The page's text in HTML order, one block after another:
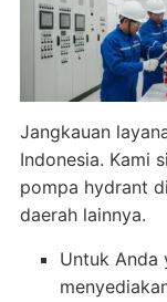
Jangkauan
Indonesia. Kami
pompa hydrant
daerah lainnya.
Untuk Anda